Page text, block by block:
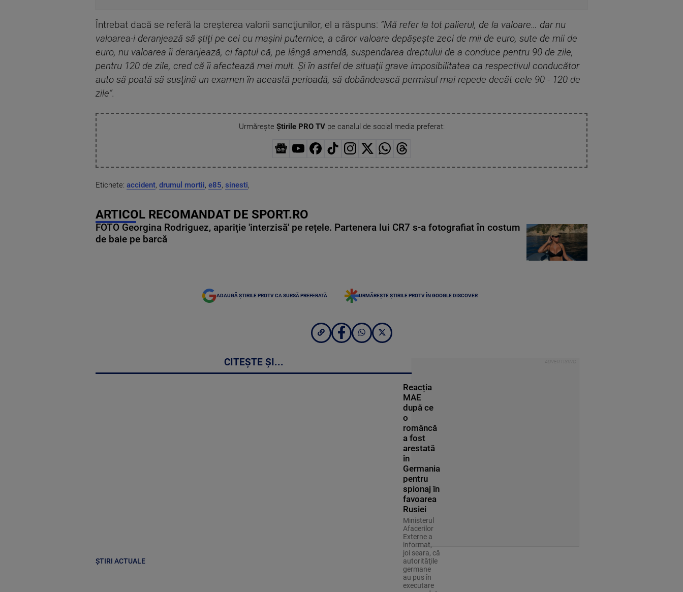
Întrebat dacă se referă la creşterea valorii sancţiunilor, el a răspuns: “Mă refer la tot palierul, de la valoare… dar nu
valoarea-i deranjează să ştiţi pe cei cu maşini puternice, a căror valoare depăşeşte zeci de mii de euro, sute de mii de
euro, nu valoarea îi deranjează, ci faptul că, pe lângă amendă, suspendarea dreptului de a conduce pentru 90 de zile,
pentru 120 de zile, cred că îi afectează mai mult. Şi în astfel de situaţii grave imposibilitatea ca respectivul conducător
auto să poată să susţină un examen în această perioadă, să dobândească permisul mai repede decât cele 90 - 120 de
zile”.
Urmărește Știrile PRO TVpe canalul de social media preferat:
Etichete: accident, drumul mortii, e85, sinesti,
ARTICOL RECOMANDAT DE SPORT.RO
FOTO Georgina Rodriguez, apariție 'interzisă' pe rețele. Partenera lui CR7 s-a fotografiat în costum
de baie pe barcă
ADAUGĂ ȘTIRILE PROTV CA SURSĂ PREFERATĂ URMĂREȘTE ȘTIRILE PROTV ÎN GOOGLE DISCOVER
CITEȘTE ȘI...
ȘTIRI ACTUALE
Reacția
MAE
după ce
o
româncă
a fost
arestată
în
Germania
pentru
spionaj în
favoarea
Rusiei
Ministerul
Afacerilor
Externe a
informat,
joi seara, că
autorităţile
germane
au pus în
executare